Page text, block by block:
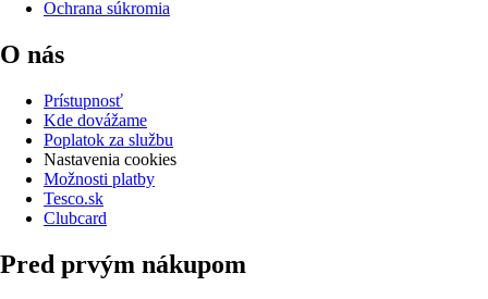
Ochrana súkromia
O nás
Prístupnosť
Kde dovážame
Poplatok za službu
Nastavenia cookies
Možnosti platby
Tesco.sk
Clubcard
Pred prvým nákupom